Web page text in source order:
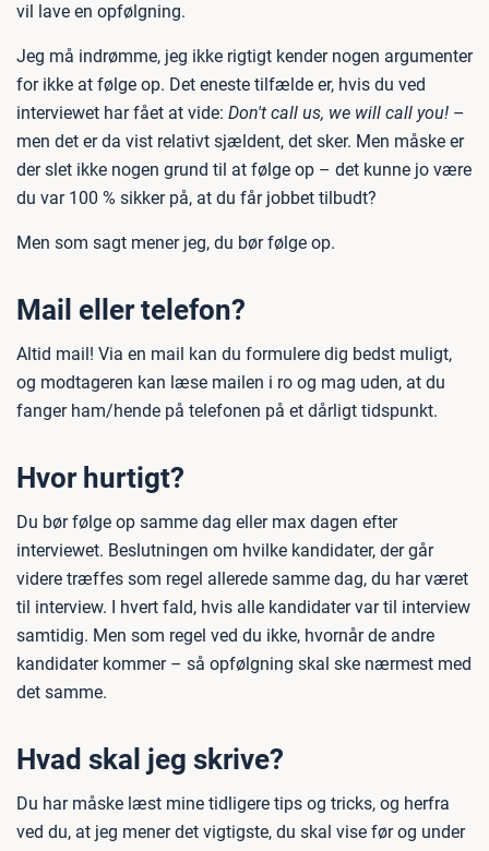
vil lave en opfølgning.
Jeg må indrømme, jeg ikke rigtigt kender nogen argumenter
for ikke at følge op. Det eneste tilfælde er, hvis du ved
interviewet har fået at vide: Don't call us, we will call you! –
men det er da vist relativt sjældent, det sker. Men måske er
der slet ikke nogen grund til at følge op – det kunne jo være
du var 100 % sikker på, at du får jobbet tilbudt?
Men som sagt mener jeg, du bør følge op.
Mail eller telefon?
Altid mail! Via en mail kan du formulere dig bedst muligt,
og modtageren kan læse mailen i ro og mag uden, at du
fanger ham/hende på telefonen på et dårligt tidspunkt.
Hvor hurtigt?
Du bør følge op samme dag eller max dagen efter
interviewet. Beslutningen om hvilke kandidater, der går
videre træffes som regel allerede samme dag, du har været
til interview. I hvert fald, hvis alle kandidater var til interview
samtidig. Men som regel ved du ikke, hvornår de andre
kandidater kommer – så opfølgning skal ske nærmest med
det samme.
Hvad skal jeg skrive?
Du har måske læst mine tidligere tips og tricks, og herfra
ved du, at jeg mener det vigtigste, du skal vise før og under